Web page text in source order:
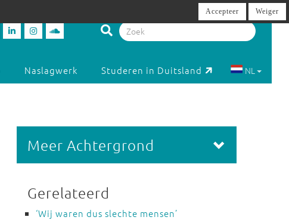
Naslagwerk Studeren in Duitsland NL
Meer Achtergrond
Gerelateerd
‘Wij waren dus slechte mensen’
Accepteer Weiger